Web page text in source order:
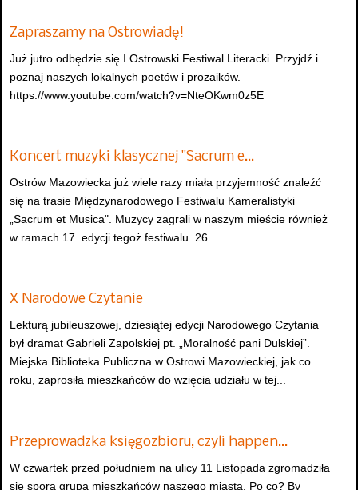
Zapraszamy na Ostrowiadę!
Już jutro odbędzie się I Ostrowski Festiwal Literacki. Przyjdź i
poznaj naszych lokalnych poetów i prozaików.
https://www.youtube.com/watch?v=NteOKwm0z5E
Koncert muzyki klasycznej "Sacrum e…
Ostrów Mazowiecka już wiele razy miała przyjemność znaleźć
się na trasie Międzynarodowego Festiwalu Kameralistyki
„Sacrum et Musica". Muzycy zagrali w naszym mieście również
w ramach 17. edycji tegoż festiwalu. 26...
X Narodowe Czytanie
Lekturą jubileuszowej, dziesiątej edycji Narodowego Czytania
był dramat Gabrieli Zapolskiej pt. „Moralność pani Dulskiej”.
Miejska Biblioteka Publiczna w Ostrowi Mazowieckiej, jak co
roku, zaprosiła mieszkańców do wzięcia udziału w tej...
Przeprowadzka księgozbioru, czyli happen…
W czwartek przed południem na ulicy 11 Listopada zgromadziła
się spora grupa mieszkańców naszego miasta. Po co? By